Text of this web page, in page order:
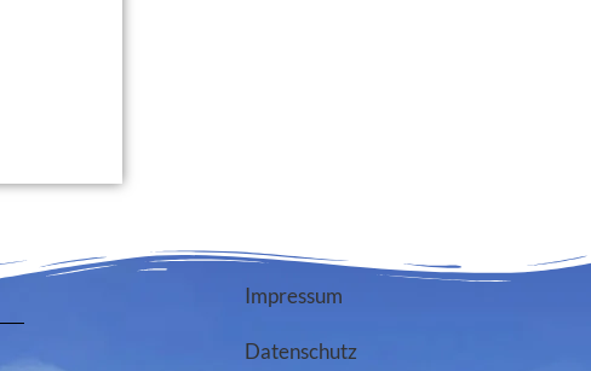
Impressum
Datenschutz